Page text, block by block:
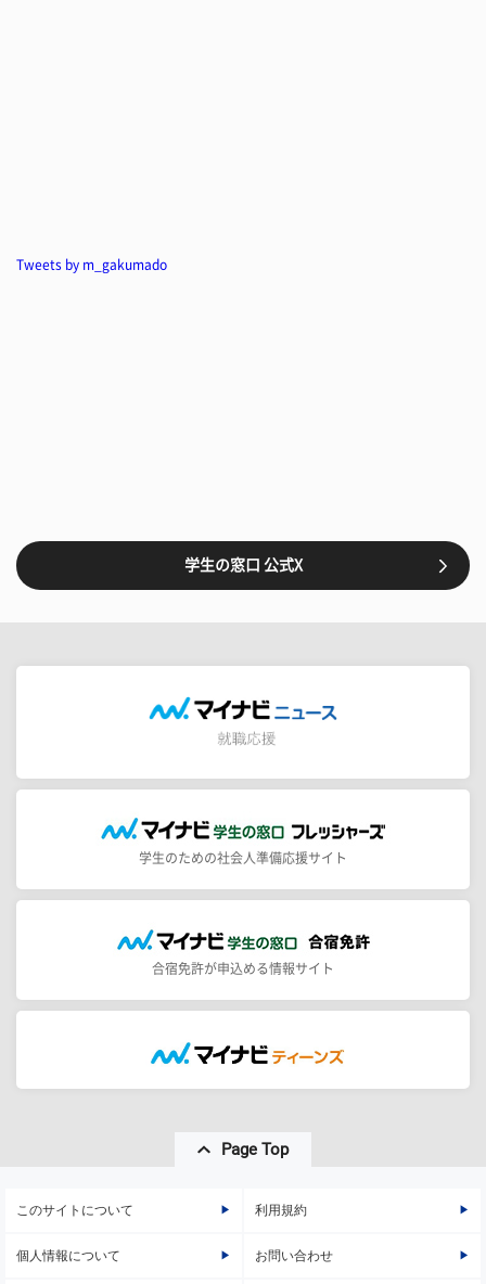
Tweets by m_gakumado
学生の窓口 公式X
学生のための社会人準備応援サイト
合宿免許が申込める情報サイト
Page Top
このサイトについて 利用規約
個人情報について お問い合わせ